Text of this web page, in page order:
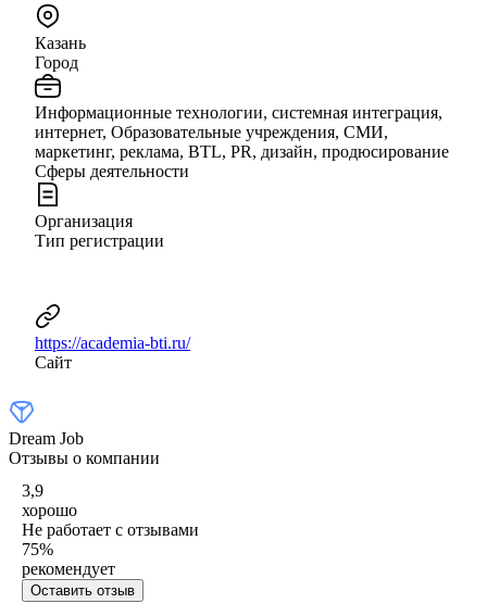
Казань
Город
Информационные технологии, системная интеграция,
интернет, Образовательные учреждения, СМИ,
маркетинг, реклама, BTL, PR, дизайн, продюсирование
Сферы деятельности
Организация
Тип регистрации
https://academia-bti.ru/
Сайт
Dream Job
Отзывы о компании
3,9
хорошо
Не работает с отзывами
75%
рекомендует
Оставить отзыв